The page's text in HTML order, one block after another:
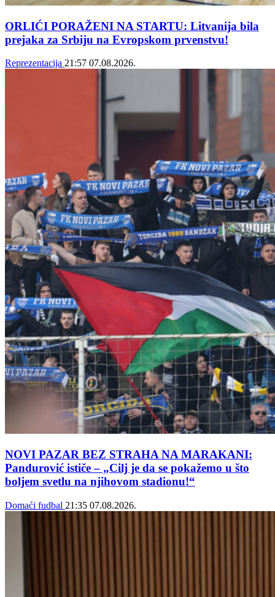
ORLIĆI PORAŽENI NA STARTU: Litvanija bila
prejaka za Srbiju na Evropskom prvenstvu!
Reprezentacija 21:57 07.08.2026.
NOVI PAZAR BEZ STRAHA NA MARAKANI:
Pandurović ističe – „Cilj je da se pokažemo u što
boljem svetlu na njihovom stadionu!“
Domaći fudbal 21:35 07.08.2026.